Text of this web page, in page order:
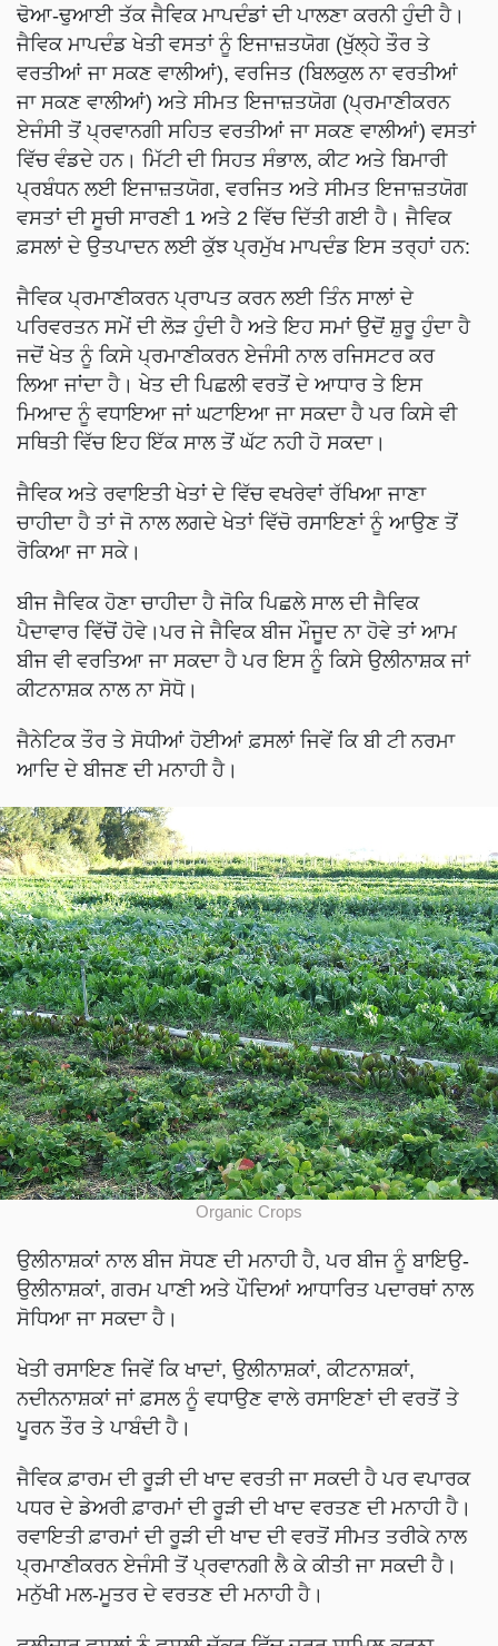
ਢੋਆ-ਢੁਆਈ ਤੱਕ ਜੈਵਿਕ ਮਾਪਦੰਡਾਂ ਦੀ ਪਾਲਣਾ ਕਰਨੀ ਹੁੰਦੀ ਹੈ।
ਜੈਵਿਕ ਮਾਪਦੰਡ ਖੇਤੀ ਵਸਤਾਂ ਨੂੰ ਇਜਾਜ਼ਤਯੋਗ (ਖੁੱਲ੍ਹੇ ਤੌਰ ਤੇ
ਵਰਤੀਆਂ ਜਾ ਸਕਣ ਵਾਲੀਆਂ), ਵਰਜਿਤ (ਬਿਲਕੁਲ ਨਾ ਵਰਤੀਆਂ
ਜਾ ਸਕਣ ਵਾਲੀਆਂ) ਅਤੇ ਸੀਮਤ ਇਜਾਜ਼ਤਯੋਗ (ਪ੍ਰਮਾਣੀਕਰਨ
ਏਜੰਸੀ ਤੋਂ ਪ੍ਰਵਾਨਗੀ ਸਹਿਤ ਵਰਤੀਆਂ ਜਾ ਸਕਣ ਵਾਲੀਆਂ) ਵਸਤਾਂ
ਵਿੱਚ ਵੰਡਦੇ ਹਨ। ਮਿੱਟੀ ਦੀ ਸਿਹਤ ਸੰਭਾਲ, ਕੀਟ ਅਤੇ ਬਿਮਾਰੀ
ਪ੍ਰਬੰਧਨ ਲਈ ਇਜਾਜ਼ਤਯੋਗ, ਵਰਜਿਤ ਅਤੇ ਸੀਮਤ ਇਜਾਜ਼ਤਯੋਗ
ਵਸਤਾਂ ਦੀ ਸੂਚੀ ਸਾਰਣੀ 1 ਅਤੇ 2 ਵਿੱਚ ਦਿੱਤੀ ਗਈ ਹੈ। ਜੈਵਿਕ
ਫ਼ਸਲਾਂ ਦੇ ਉਤਪਾਦਨ ਲਈ ਕੁੱਝ ਪ੍ਰਮੁੱਖ ਮਾਪਦੰਡ ਇਸ ਤਰ੍ਹਾਂ ਹਨ:
ਜੈਵਿਕ ਪ੍ਰਮਾਣੀਕਰਨ ਪ੍ਰਾਪਤ ਕਰਨ ਲਈ ਤਿੰਨ ਸਾਲਾਂ ਦੇ
ਪਰਿਵਰਤਨ ਸਮੇਂ ਦੀ ਲੋੜ ਹੁੰਦੀ ਹੈ ਅਤੇ ਇਹ ਸਮਾਂ ਉਦੋਂ ਸ਼ੁਰੂ ਹੁੰਦਾ ਹੈ
ਜਦੋਂ ਖੇਤ ਨੂੰ ਕਿਸੇ ਪ੍ਰਮਾਣੀਕਰਨ ਏਜੰਸੀ ਨਾਲ ਰਜਿਸਟਰ ਕਰ
ਲਿਆ ਜਾਂਦਾ ਹੈ। ਖੇਤ ਦੀ ਪਿਛਲੀ ਵਰਤੋਂ ਦੇ ਆਧਾਰ ਤੇ ਇਸ
ਮਿਆਦ ਨੂੰ ਵਧਾਇਆ ਜਾਂ ਘਟਾਇਆ ਜਾ ਸਕਦਾ ਹੈ ਪਰ ਕਿਸੇ ਵੀ
ਸਥਿਤੀ ਵਿੱਚ ਇਹ ਇੱਕ ਸਾਲ ਤੋਂ ਘੱਟ ਨਹੀ ਹੋ ਸਕਦਾ।
ਜੈਵਿਕ ਅਤੇ ਰਵਾਇਤੀ ਖੇਤਾਂ ਦੇ ਵਿੱਚ ਵਖਰੇਵਾਂ ਰੱਖਿਆ ਜਾਣਾ
ਚਾਹੀਦਾ ਹੈ ਤਾਂ ਜੋ ਨਾਲ ਲਗਦੇ ਖੇਤਾਂ ਵਿੱਚੋ ਰਸਾਇਣਾਂ ਨੂੰ ਆਉਣ ਤੋਂ
ਰੋਕਿਆ ਜਾ ਸਕੇ।
ਬੀਜ ਜੈਵਿਕ ਹੋਣਾ ਚਾਹੀਦਾ ਹੈ ਜੋਕਿ ਪਿਛਲੇ ਸਾਲ ਦੀ ਜੈਵਿਕ
ਪੈਦਾਵਾਰ ਵਿੱਚੋਂ ਹੋਵੇ।ਪਰ ਜੇ ਜੈਵਿਕ ਬੀਜ ਮੌਜੂਦ ਨਾ ਹੋਵੇ ਤਾਂ ਆਮ
ਬੀਜ ਵੀ ਵਰਤਿਆ ਜਾ ਸਕਦਾ ਹੈ ਪਰ ਇਸ ਨੂੰ ਕਿਸੇ ਉਲੀਨਾਸ਼ਕ ਜਾਂ
ਕੀਟਨਾਸ਼ਕ ਨਾਲ ਨਾ ਸੋਧੋ।
ਜੈਨੇਟਿਕ ਤੌਰ ਤੇ ਸੋਧੀਆਂ ਹੋਈਆਂ ਫ਼ਸਲਾਂ ਜਿਵੇਂ ਕਿ ਬੀ ਟੀ ਨਰਮਾ
ਆਦਿ ਦੇ ਬੀਜਣ ਦੀ ਮਨਾਹੀ ਹੈ।
Organic Crops
ਉਲੀਨਾਸ਼ਕਾਂ ਨਾਲ ਬੀਜ ਸੋਧਣ ਦੀ ਮਨਾਹੀ ਹੈ, ਪਰ ਬੀਜ ਨੂੰ ਬਾਇਉ-
ਉਲੀਨਾਸ਼ਕਾਂ, ਗਰਮ ਪਾਣੀ ਅਤੇ ਪੌਦਿਆਂ ਆਧਾਰਿਤ ਪਦਾਰਥਾਂ ਨਾਲ
ਸੋਧਿਆ ਜਾ ਸਕਦਾ ਹੈ।
ਖੇਤੀ ਰਸਾਇਣ ਜਿਵੇਂ ਕਿ ਖਾਦਾਂ, ਉਲੀਨਾਸ਼ਕਾਂ, ਕੀਟਨਾਸ਼ਕਾਂ,
ਨਦੀਨਨਾਸ਼ਕਾਂ ਜਾਂ ਫ਼ਸਲ ਨੂੰ ਵਧਾਉਣ ਵਾਲੇ ਰਸਾਇਣਾਂ ਦੀ ਵਰਤੋਂ ਤੇ
ਪੂਰਨ ਤੌਰ ਤੇ ਪਾਬੰਦੀ ਹੈ।
ਜੈਵਿਕ ਫ਼ਾਰਮ ਦੀ ਰੂੜੀ ਦੀ ਖਾਦ ਵਰਤੀ ਜਾ ਸਕਦੀ ਹੈ ਪਰ ਵਪਾਰਕ
ਪਧਰ ਦੇ ਡੇਅਰੀ ਫ਼ਾਰਮਾਂ ਦੀ ਰੂੜੀ ਦੀ ਖਾਦ ਵਰਤਣ ਦੀ ਮਨਾਹੀ ਹੈ।
ਰਵਾਇਤੀ ਫ਼ਾਰਮਾਂ ਦੀ ਰੂੜੀ ਦੀ ਖਾਦ ਦੀ ਵਰਤੋਂ ਸੀਮਤ ਤਰੀਕੇ ਨਾਲ
ਪ੍ਰਮਾਣੀਕਰਨ ਏਜੰਸੀ ਤੋਂ ਪ੍ਰਵਾਨਗੀ ਲੈ ਕੇ ਕੀਤੀ ਜਾ ਸਕਦੀ ਹੈ।
ਮਨੁੱਖੀ ਮਲ-ਮੂਤਰ ਦੇ ਵਰਤਣ ਦੀ ਮਨਾਹੀ ਹੈ।